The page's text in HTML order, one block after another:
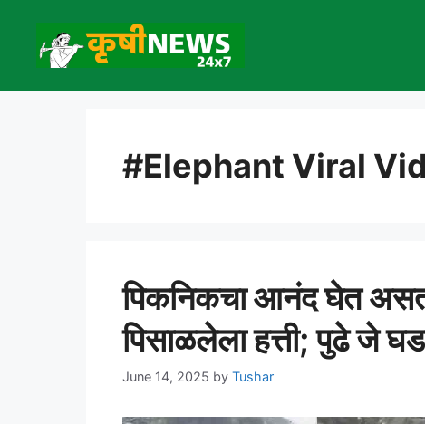
content
#Elephant Viral
पिकनिकचा आनंद घेत
पिसाळलेला हत्ती; पुढे जे
June 14, 2025 by Tushar